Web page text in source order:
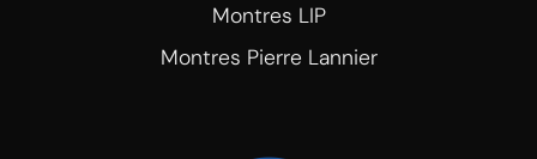
Montres LIP
Montres Pierre Lannier